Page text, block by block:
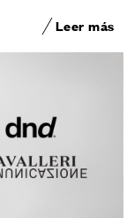
Leer más